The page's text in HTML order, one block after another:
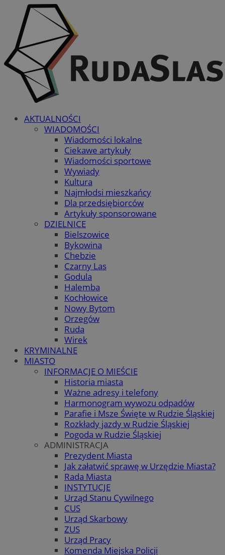
AKTUALNOŚCI
WIADOMOŚCI
Wiadomości lokalne
Ciekawe artykuły
Wiadomości sportowe
Wywiady
Kultura
Najmłodsi mieszkańcy
Dla przedsiębiorców
Artykuły sponsorowane
DZIELNICE
Bielszowice
Bykowina
Chebzie
Czarny Las
Godula
Halemba
Kochłowice
Nowy Bytom
Orzegów
Ruda
Wirek
KRYMINALNE
MIASTO
INFORMACJE O MIEŚCIE
Historia miasta
Ważne adresy i telefony
Harmonogram wywozu odpadów
Parafie i Msze Święte w Rudzie Śląskiej
Rozkłady jazdy w Rudzie Śląskiej
Pogoda w Rudzie Śląskiej
ADMINISTRACJA
Prezydent Miasta
Jak załatwić sprawę w Urzędzie Miasta?
Rada Miasta
INSTYTUCJE
Urząd Stanu Cywilnego
CUS
Urząd Skarbowy
ZUS
Urząd Pracy
Komenda Miejska Policji